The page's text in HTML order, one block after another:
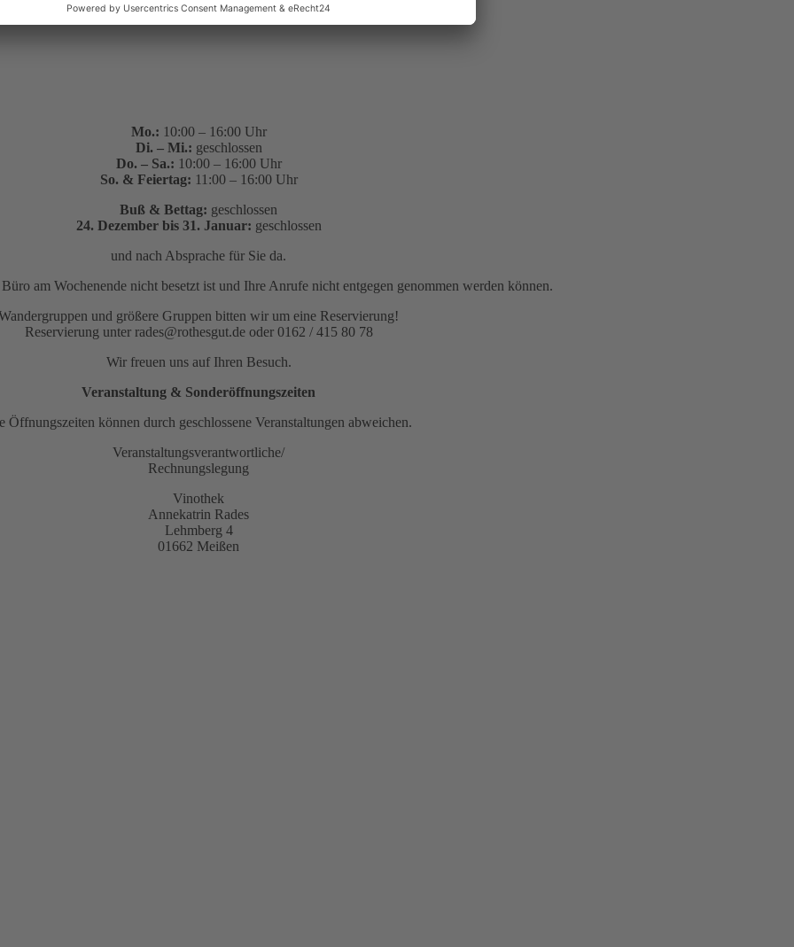
Mo.: 10:00 – 16:00 Uhr
Di. – Mi.: geschlossen
Do. – Sa.: 10:00 – 16:00 Uhr
So. & Feiertag: 11:00 – 16:00 Uhr
Buß & Bettag: geschlossen
24. Dezember bis 31. Januar: geschlossen
und nach Absprache für Sie da.
Büro am Wochenende nicht besetzt ist und Ihre Anrufe nicht entgegen genommen werden können.
und größere Gruppen bitten wir um eine Reservierung!
Reservierung unter rades@rothesgut.de oder 0162 / 415 80 78
Wir freuen uns auf Ihren Besuch.
Veranstaltung & Sonderöffnungszeiten
Öffnungszeiten können durch geschlossene Veranstaltungen abweichen.
Veranstaltungsverantwortliche/
Rechnungslegung
Vinothek
Annekatrin Rades
Lehmberg 4
01662 Meißen